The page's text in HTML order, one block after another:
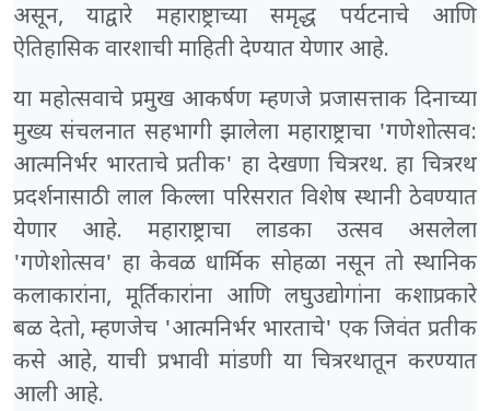
असून, याद्वारे महाराष्ट्राच्या समृद्ध पर्यटनाचे आणि
ऐतिहासिक वारशाची माहिती देण्यात येणार आहे.
या महोत्सवाचे प्रमुख आकर्षण म्हणजे प्रजासत्ताक दिनाच्या
मुख्य संचलनात सहभागी झालेला महाराष्ट्राचा 'गणेशोत्सव:
आत्मनिर्भर भारताचे प्रतीक' हा देखणा चित्ररथ. हा चित्ररथ
प्रदर्शनासाठी लाल किल्ला परिसरात विशेष स्थानी ठेवण्यात
येणार आहे. महाराष्ट्राचा लाडका उत्सव असलेला
'गणेशोत्सव' हा केवळ धार्मिक सोहळा नसून तो स्थानिक
कलाकारांना, मूर्तिकारांना आणि लघुउद्योगांना कशाप्रकारे
बळ देतो, म्हणजेच 'आत्मनिर्भर भारताचे' एक जिवंत प्रतीक
कसे आहे, याची प्रभावी मांडणी या चित्ररथातून करण्यात
आली आहे.